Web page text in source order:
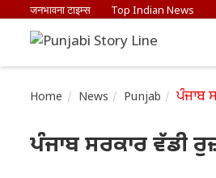
जनभावना टाइम्स Top Indian News
Home News Punjab ਪੰਜਾਬ
ਪੰਜਾਬ ਸਰਕਾਰ ਵੱਡੀ